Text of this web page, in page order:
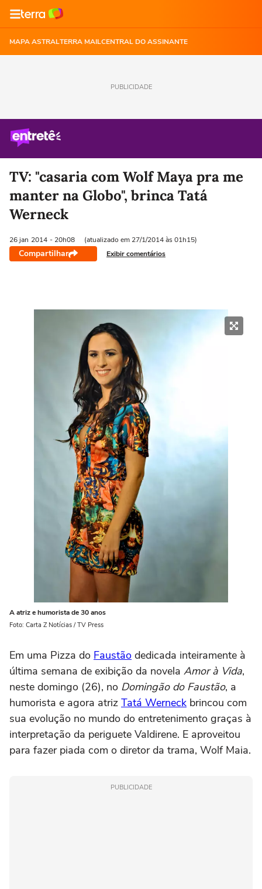
MAPA ASTRALTERRA MAILCENTRAL DO ASSINANTE
PUBLICIDADE
TV: "casaria com Wolf Maya pra me
manter na Globo", brinca Tatá
Werneck
26 jan 2014 - 20h08 (atualizado em 27/1/2014 às 01h15)
Compartilhar Exibir comentários
A atriz e humorista de 30 anos
Foto: Carta Z Notícias / TV Press
Em uma Pizza do Faustão dedicada inteiramente à
última semana de exibição da novela Amor à Vida,
neste domingo (26), no Domingão do Faustão, a
humorista e agora atriz Tatá Werneck brincou com
sua evolução no mundo do entretenimento graças à
interpretação da periguete Valdirene. E aproveitou
para fazer piada com o diretor da trama, Wolf Maia.
PUBLICIDADE